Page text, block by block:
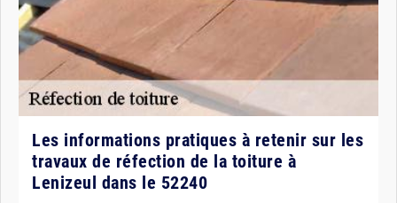
Les informations pratiques à retenir sur les
travaux de réfection de la toiture à
Lenizeul dans le 52240